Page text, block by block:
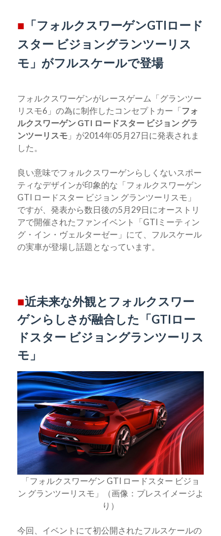
■ 「フォルクスワーゲンGTIロード
スター ビジョングランツーリス
モ」がフルスケールで登場
フォルクスワーゲンがレースゲーム「グランツー
リスモ6」の為に制作したコンセプトカー「フォ
ルクスワーゲン GTI ロードスター ビジョン グラ
ンツーリスモ 」が2014年05月27日に発表されま
した。
良い意味でフォルクスワーゲンらしくないスポー
ティなデザインが印象的な「フォルクスワーゲン
GTI ロードスター ビジョン グランツーリスモ」
ですが、発表から数日後の5月29日にオーストリ
アで開催されたファンイベント「GTIミーティン
グ・イン・ヴェルターゼー」にて、フルスケール
の実車が登場し話題となっています。
■近未来な外観とフォルクスワー
ゲンらしさが融合した「GTIロー
ドスター ビジョングランツーリス
モ」
「フォルクスワーゲン GTI ロードスター ビジョ
ン グランツーリスモ」（画像：プレスイメージよ
り）
今回、イベントにて初公開されたフルスケールの